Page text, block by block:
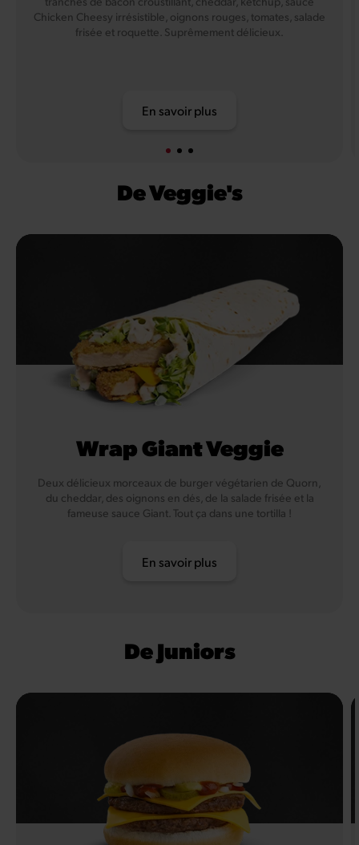
Chicken Cheesy irrésistible, oignons rouges, tomates, salade
frisée et roquette. Suprêmement délicieux.
En savoir plus
De Veggie's
Wrap Giant Veggie
Deux délicieux morceaux de burger végétarien de Quorn,
du cheddar, des oignons en dés, de la salade frisée et la
fameuse sauce Giant. Tout ça dans une tortilla !
En savoir plus
De Juniors